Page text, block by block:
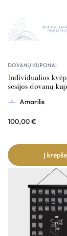
DOVANŲ KUPONAI
Individualios
sesijos dovanų
Amarilis
100,00€
Į